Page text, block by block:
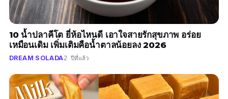
10 น้ำปลาคีโต ยี่ห้อไหนดี เอาใจสายรักสุขภาพ อร่อย
เหมือนเดิม เพิ่มเติมคือน้ำตาลน้อยลง 2026
DREAM SOLADA2 ปีที่แล้ว